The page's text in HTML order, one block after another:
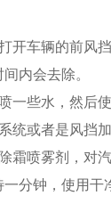
开车辆的前风
内会去除。
一些水，然后使
统或者是风挡加
霜喷雾剂，对
分钟，使用干